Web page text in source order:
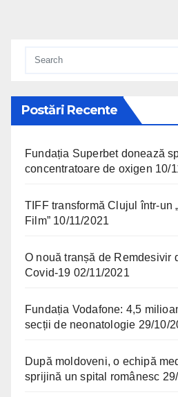
Postări Recente
Fundația Superbet donează
concentratoare de oxigen 10/
TIFF transformă Clujul într-un
Film” 10/11/2021
O nouă tranșă de Remdesivir
Covid-19 02/11/2021
Fundația Vodafone: 4,5
secții de neonatologie 29/10/
După moldoveni, o echipă
sprijină un spital românesc